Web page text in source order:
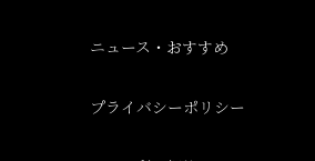
ニュース・おすすめ
プライバシーポリシー